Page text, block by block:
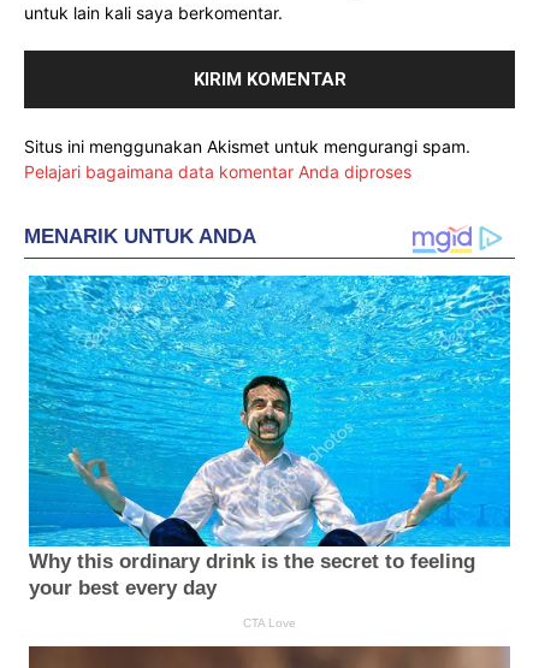
untuk lain kali saya berkomentar.
Situs ini menggunakan Akismet untuk mengurangi spam.
Pelajari bagaimana data komentar Anda diproses